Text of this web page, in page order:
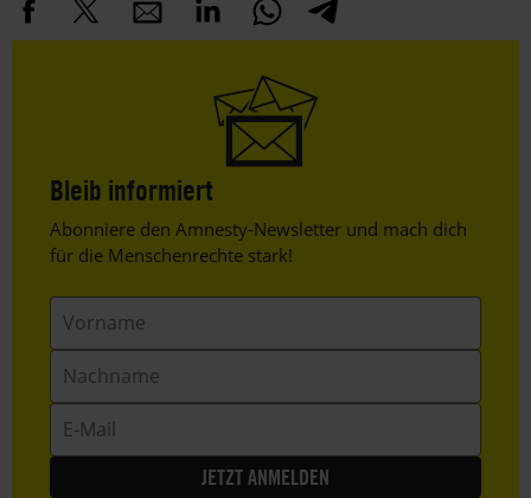
Bleib informiert
Header
Text
Abonniere den Amnesty-Newsletter und mach dich
für die Menschenrechte stark!
Mail